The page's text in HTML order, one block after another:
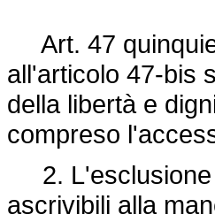
Art. 47
all'articolo 47-bis
della libertà e
compreso
2. L'esclusione
ascrivibili alla